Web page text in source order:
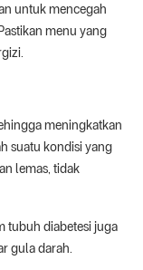
untuk mencegah
menu yang
meningkatkan
suatu kondisi yang
lemas, tidak
tubuh diabetesi juga
gula darah.